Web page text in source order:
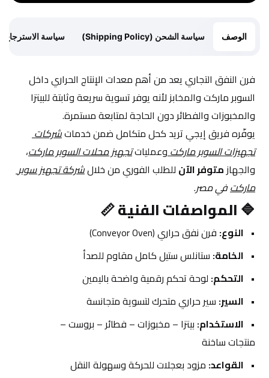
الوصف سياسة الشحن (Shipping Policy) سياسة الاسترجاع (Return Policy)
والمخبوزات والفطائر دون الحاجة لمتابعة مستمرة.
يوفّره فريق إيجي تريد كحل متكامل ضمن خدمات
شركات
تجهيزات السوبر ماركتوعمليات تجهيز محلات السوبر ماركت
والجهاز متوفر الآن للطلب الفوري من خلال
شركة تجهيز سوبر
ماركت في مصر.
🔷 المواصفات الفنية 📏
النوع: فرن نفق حراري (Conveyor Oven)
الخامة: ستانلس ستيل كامل مقاوم للصدأ
التحكم: لوحة تحكم رقمية واضحة باليمين
السير: سير حراري متحرك لتسوية متجانسة
الاستخدام:
منتجات ساخنة
القواعد: مزود بعجلات للحركة وسهولة النقل